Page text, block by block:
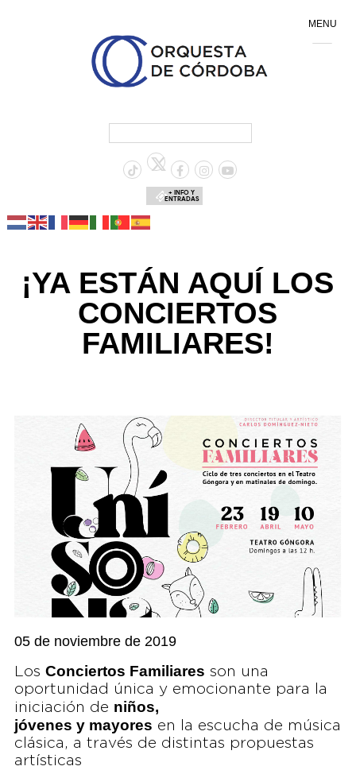
+ INFO Y
ENTRADAS
¡YA ESTÁN AQUÍ LOS
CONCIERTOS
FAMILIARES!
05 de noviembre de 2019
Los Conciertos Familiares son una
oportunidad única y emocionante para la
iniciación de niños,
jóvenes y mayores en la escucha de música
clásica, a través de distintas propuestas
artísticas
MENU